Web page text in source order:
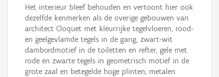
Het interieur bleef behouden en vertoont hier ook
dezelfde kenmerken als de overige gebouwen van
architect Cloquet met kleurrijke tegelvloeren, rood-
en geelgevlamde tegels in de gang, zwart-wit
dambordmotief in de toiletten en refter, gele met
rode en zwarte tegels in geometrisch motief in de
grote zaal en betegelde hoge plinten; metalen